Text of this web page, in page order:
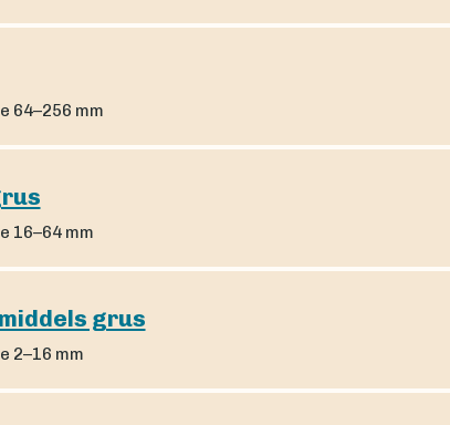
64–256 mm
16–64 mm
grus
2–16 mm